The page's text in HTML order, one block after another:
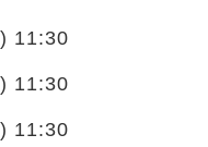
11:30
11:30
11:30